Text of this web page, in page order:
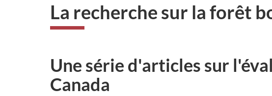
La recherche sur la forêt
Une série d'articles sur
Canada